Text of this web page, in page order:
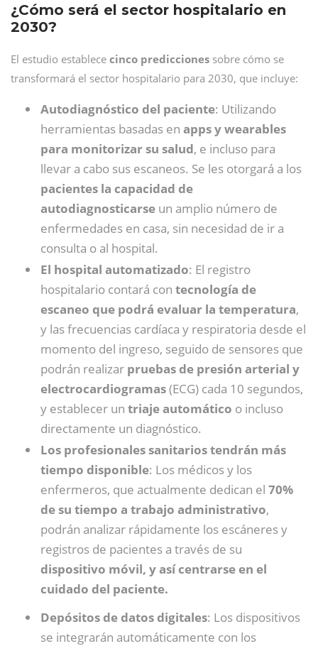
¿Cómo será el sector hospitalario en
2030?
El estudio establece cinco predicciones sobre cómo se
transformará el sector hospitalario para 2030, que incluye:
Autodiagnóstico del paciente: Utilizando
herramientas basadas en apps y wearables
para monitorizar su salud, e incluso para
llevar a cabo sus escaneos. Se les otorgará a los
pacientes la capacidad de
autodiagnosticarse un amplio número de
enfermedades en casa, sin necesidad de ir a
consulta o al hospital.
El hospital automatizado: El registro
hospitalario contará con tecnología de
escaneo que podrá evaluar la temperatura,
y las frecuencias cardíaca y respiratoria desde el
momento del ingreso, seguido de sensores que
podrán realizar pruebas de presión arterial y
electrocardiogramas(ECG) cada 10 segundos,
y establecer un triaje automático o incluso
directamente un diagnóstico.
Los profesionales sanitarios tendrán más
tiempo disponible: Los médicos y los
enfermeros, que actualmente dedican el 70%
de su tiempo a trabajo administrativo,
podrán analizar rápidamente los escáneres y
registros de pacientes a través de su
dispositivo móvil, y así centrarse en el
cuidado del paciente.
Depósitos de datos digitales: Los dispositivos
se integrarán automáticamente con los